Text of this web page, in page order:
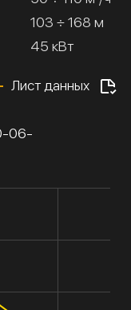
103 ÷ 168 м
45 кВт
Лист данных
06-